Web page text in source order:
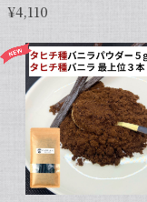
¥4,110